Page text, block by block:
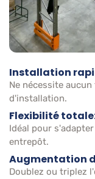
Installation
Ne nécessite
d'installation.
Flexibilité
Idéal pour
entrepôt.
Augmentation
Doublez ou triplez